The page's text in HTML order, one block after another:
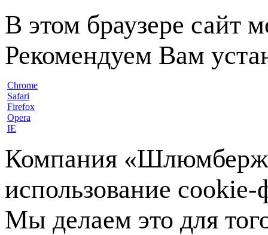
В этом браузере сайт
Рекомендуем Вам
Chrome
Safari
Firefox
Opera
IE
Компания
использование
Мы делаем это для